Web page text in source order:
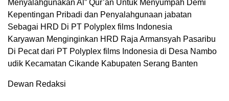
Menyalahgunakan Al” Qur’an Untuk Menyumpah Demi
Kepentingan Pribadi dan Penyalahgunaan jabatan
Sebagai HRD Di PT Polyplex films Indonesia
Karyawan Menginginkan HRD Raja Armansyah Pasaribu
Di Pecat dari PT Polyplex films Indonesia di Desa Nambo
udik Kecamatan Cikande Kabupaten Serang Banten
Dewan Redaksi